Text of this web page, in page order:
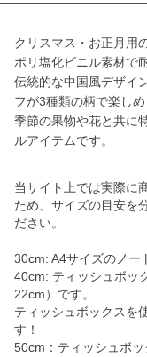
クリスマス・お正月用
ポリ塩化ビニル素材で
伝統的な中国風デザイ
フが3種類の柄で楽しめ
季節の果物や花と共に
ルアイテムです。
当サイト上では実際に
ため、サイズの目安を
ださい。
30cm: A4サイズのノー
40cm: ティッシュボッ
22cm）です。
ティッシュボックスを
す！
50cm：ティッシュボ